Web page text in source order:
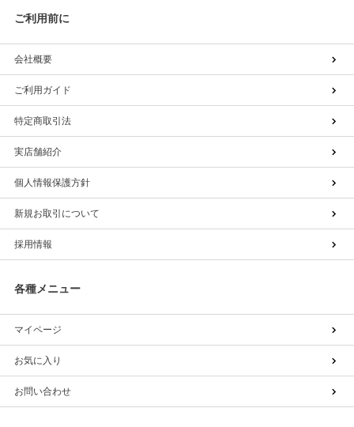
ご利用前に
会社概要
ご利用ガイド
特定商取引法
実店舗紹介
個人情報保護方針
新規お取引について
採用情報
各種メニュー
マイページ
お気に入り
お問い合わせ